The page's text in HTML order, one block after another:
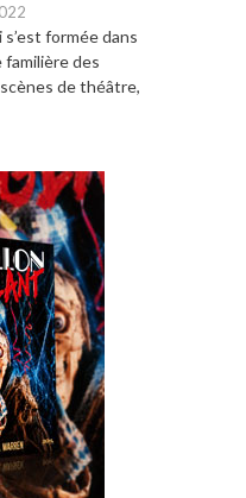
formée dans
familière des
de théâtre,